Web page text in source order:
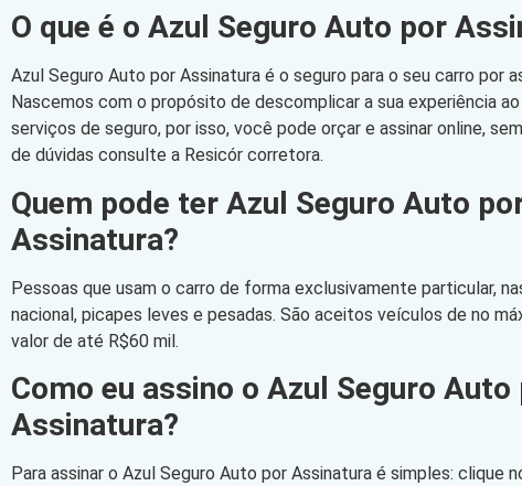
O que é o Azul Seguro Auto por
Azul Seguro Auto por Assinatura é o seguro para o seu carro por
Nascemos com o propósito de descomplicar a sua experiência ao
serviços de seguro, por isso, você pode orçar e assinar online,
de dúvidas consulte a Resicór corretora.
Quem pode ter Azul Seguro Auto
Assinatura?
Pessoas que usam o carro de forma exclusivamente particular,
nacional, picapes leves e pesadas. São aceitos veículos de no
valor de até R$60 mil.
Como eu assino o Azul Seguro Auto
Assinatura?
Para assinar o Azul Seguro Auto por Assinatura é simples: clique